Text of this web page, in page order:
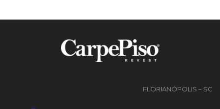
FLORIANÓPOLIS – SC